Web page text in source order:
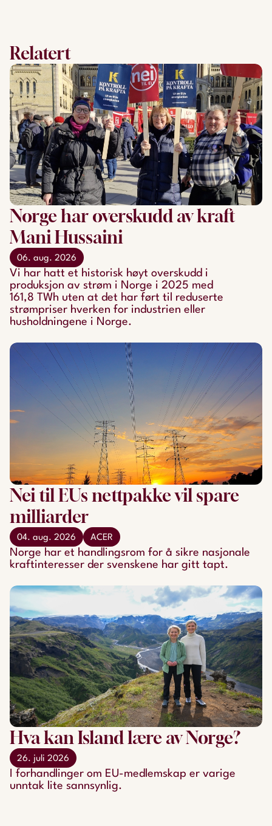
Relatert
Norge har overskudd av kraft
Mani Hussaini
06. aug. 2026
Vi har hatt et historisk høyt overskudd i
produksjon av strøm i Norge i 2025 med
161,8 TWh uten at det har ført til reduserte
strømpriser hverken for industrien eller
husholdningene i Norge.
Nei til EUs nettpakke vil spare
milliarder
04. aug. 2026 ACER
Norge har et handlingsrom for å sikre nasjonale
kraftinteresser der svenskene har gitt tapt.
Hva kan Island lære av Norge?
26. juli 2026
​​​​​​​I forhandlinger om EU-medlemskap er varige
unntak lite sannsynlig.